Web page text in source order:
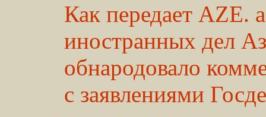
Как передает AZE.
иностранных дел
обнародовало
с заявлениями